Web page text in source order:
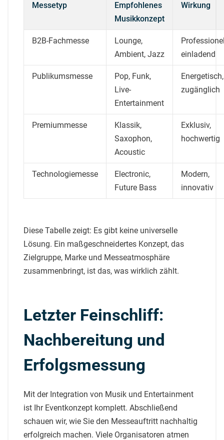
Messetyp
Empfohlenes
Musikkonzept
Wirkung
B2B-Fachmesse
Lounge,
Ambient, Jazz
einladend
Publikumsmesse
Pop, Funk,
Live-
Entertainment
Energetisch,
zugänglich
Premiummesse
Klassik,
Saxophon,
Acoustic
Exklusiv,
hochwertig
Technologiemesse
Electronic,
Future Bass
Modern,
innovativ
Diese Tabelle zeigt: Es gibt keine universelle
Lösung. Ein maßgeschneidertes Konzept, das
Zielgruppe, Marke und Messeatmosphäre
zusammenbringt, ist das, was wirklich zählt.
Letzter Feinschliff:
Nachbereitung und
Erfolgsmessung
Mit der Integration von Musik und Entertainment
ist Ihr Eventkonzept komplett. Abschließend
schauen wir, wie Sie den Messeauftritt nachhaltig
erfolgreich machen. Viele Organisatoren atmen